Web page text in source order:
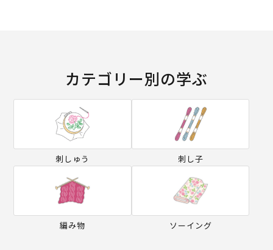
カテゴリー別の学ぶ
刺しゅう 刺し子
編み物 ソーイング